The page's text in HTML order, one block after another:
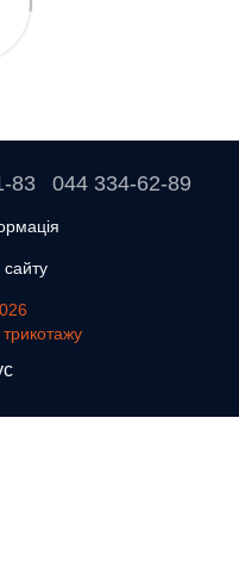
83 044 334-62-89
сайту